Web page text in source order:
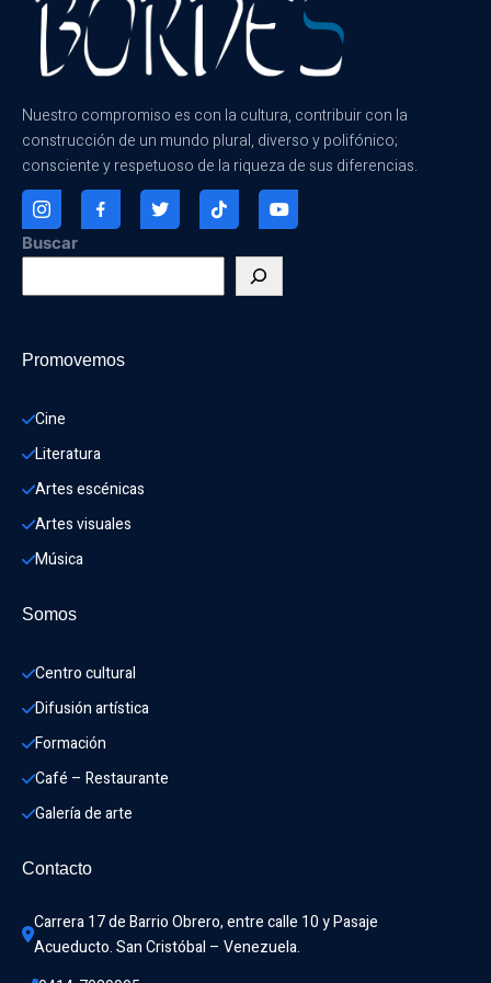
Nuestro compromiso es con la cultura, contribuir con la
construcción de un mundo plural, diverso y polifónico;
consciente y respetuoso de la riqueza de sus diferencias.
Buscar
Promovemos
Cine
Literatura
Artes escénicas
Artes visuales
Música
Somos
Centro cultural
Difusión artística
Formación
Café – Restaurante
Galería de arte
Contacto
Carrera 17 de Barrio Obrero, entre calle 10 y Pasaje
Acueducto. San Cristóbal – Venezuela.